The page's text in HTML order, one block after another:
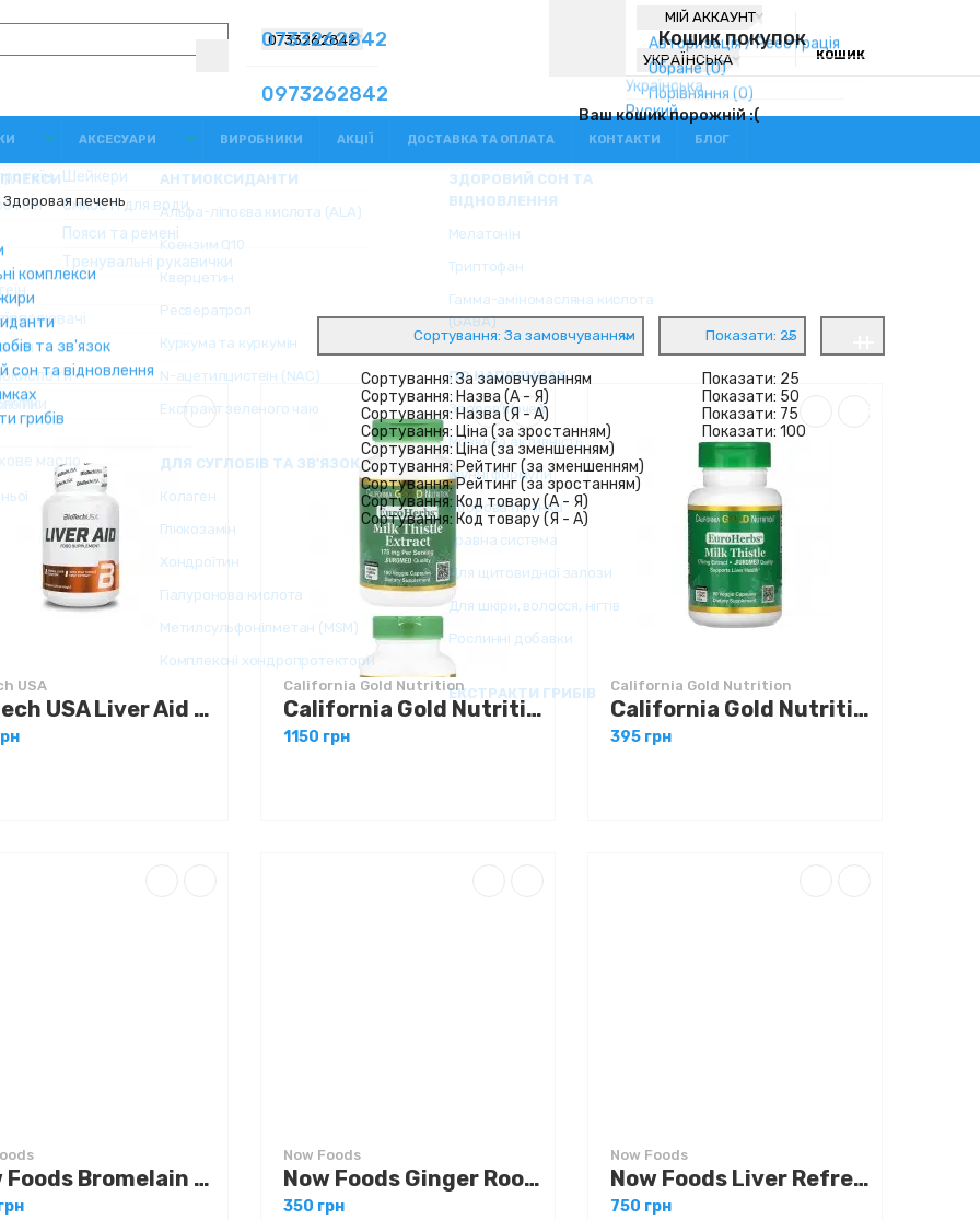
МІЙ АККАУНТ
УКРАЇНСЬКА
АКСЕСУАРИ ВИРОБНИКИ АКЦІЇ ДОСТАВКА ТА ОПЛАТА КОНТАКТИ БЛОГ
печень
Сортування: За замовчуванням Показати: 25
USA
Biotech USA Liver Aid 60 tabs
California Gold Nutrition
California Gold Nutrition EuroHerbs™ Milk Thistle Extract Euromed Quality 175 mg 180 caps
1150 грн
California Gold Nutrition
California Gold Nutrition EuroHerbs™ Milk Thistle Extract Euromed Quality 175 mg 60 caps
395 грн
Now Foods Bromelain 500 mg 120 caps
Now Foods
Now Foods Ginger Root 550 mg 100 caps
350 грн
Now Foods
Now Foods Liver Refresh 90 caps
750 грн